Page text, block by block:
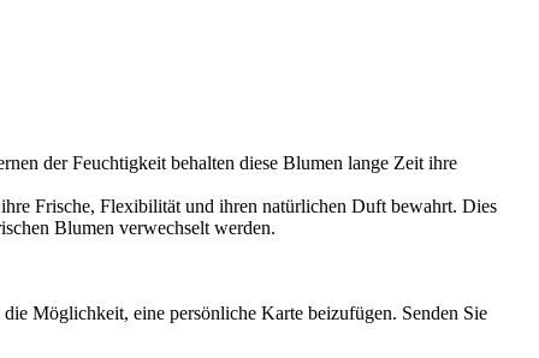
der Feuchtigkeit behalten diese Blumen lange Zeit ihre
Frische, Flexibilität und ihren natürlichen Duft bewahrt. Dies
Blumen verwechselt werden.
Möglichkeit, eine persönliche Karte beizufügen. Senden Sie